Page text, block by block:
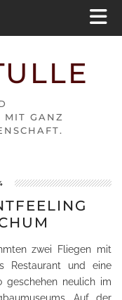
MIT GANZ
zwei Fliegen mit
Restaurant und eine
geschehen neulich im